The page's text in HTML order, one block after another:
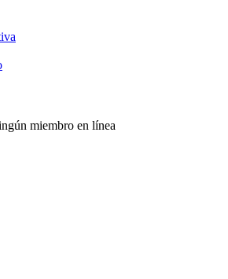
miembro en línea